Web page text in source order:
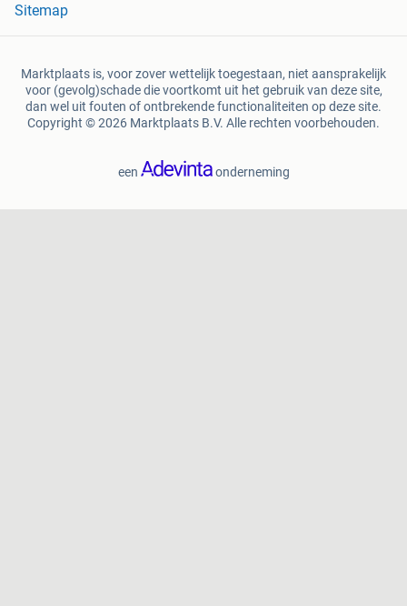
Sitemap
Marktplaats is, voor zover wettelijk toegestaan, niet aansprakelijk
voor (gevolg)schade die voortkomt uit het gebruik van deze site,
dan wel uit fouten of ontbrekende functionaliteiten op deze site.
Copyright © 2026 Marktplaats B.V. Alle rechten voorbehouden.
een onderneming